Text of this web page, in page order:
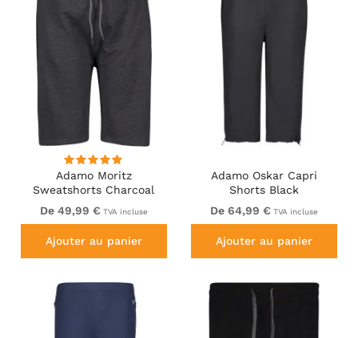
Adamo Moritz
Sweatshorts Charcoal
De 49,99 € TVA incluse
Ajouter au panier
Adamo Oskar Capri
Shorts Black
De 64,99 € TVA incluse
Ajouter au panier